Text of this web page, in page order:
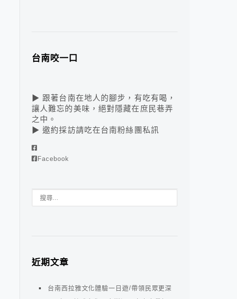
台南咬一口
▶ 跟著台南在地人的腳步，有吃有喝，
讓人難忘的美味，絕對隱藏在庶民巷弄
之中。
▶ 邀約採訪請吃在台南粉絲團私訊
Facebook
近期文章
台南西拉雅文化體驗一日遊/帶領民眾更深